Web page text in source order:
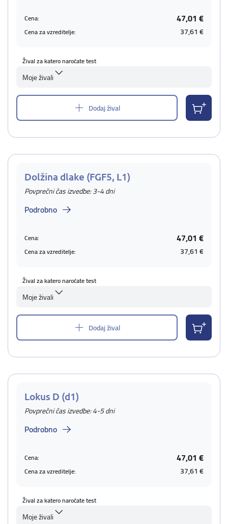
Cena: 47,01 €
Cena za vzreditelje: 37,61 €
Žival za katero naročate test
Moje živali
Dodaj žival
Dolžina dlake (FGF5, L1)
Povprečni čas izvedbe: 3-4 dni
Podrobno
Cena: 47,01 €
Cena za vzreditelje: 37,61 €
Žival za katero naročate test
Moje živali
Dodaj žival
Lokus D (d1)
Povprečni čas izvedbe: 4-5 dni
Podrobno
Cena: 47,01 €
Cena za vzreditelje: 37,61 €
Žival za katero naročate test
Moje živali